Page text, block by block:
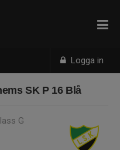
Logga in
SK P 16 Blå
G